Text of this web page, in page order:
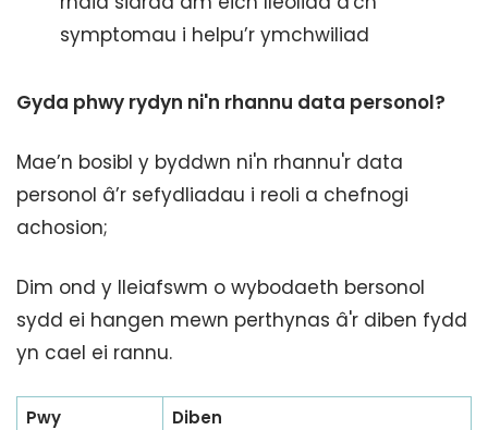
symptomau i helpu’r ymchwiliad
Gyda phwy rydyn ni'n rhannu data personol?
Mae’n bosibl y byddwn ni'n rhannu'r data
personol â’r sefydliadau i reoli a chefnogi
achosion;
Dim ond y lleiafswm o wybodaeth bersonol
sydd ei hangen mewn perthynas â'r diben fydd
yn cael ei rannu.
Pwy
Diben